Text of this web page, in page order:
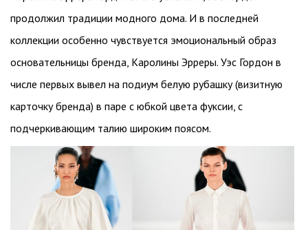
продолжил традиции модного дома. И в последней
коллекции особенно чувствуется эмоциональный образ
основательницы бренда, Каролины Эрреры. Уэс Гордон в
числе первых вывел на подиум белую рубашку (визитную
карточку бренда) в паре с юбкой цвета фуксии, с
подчеркивающим талию широким поясом.